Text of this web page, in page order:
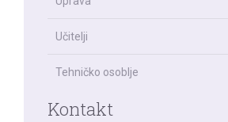
Učitelji
Tehničko osoblje
Kontakt